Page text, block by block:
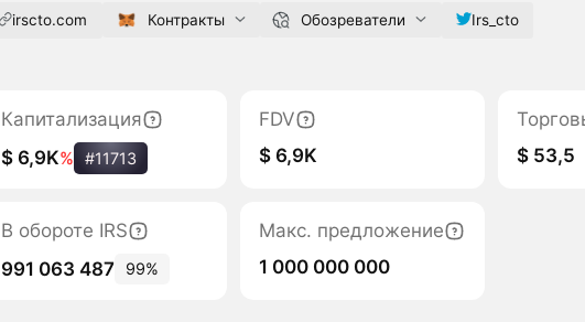
irscto.com Контракты Обозреватели Irs_cto
Капитализация
$ 6,9K% #11713
FDV
$ 6,9K
$ 53,5
В обороте IRS
991 063 487
99%
Макс. предложение
1 000 000 000